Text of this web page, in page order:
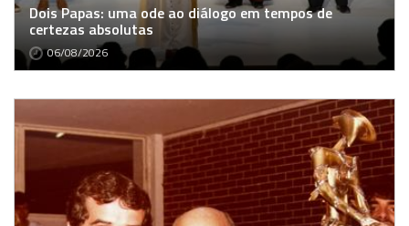
Dois Papas: uma ode ao diálogo em tempos de
certezas absolutas
06/08/2026